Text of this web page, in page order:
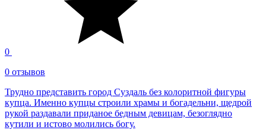
0
0 отзывов
Трудно представить город Суздаль без колоритной фигуры
купца. Именно купцы строили храмы и богадельни, щедрой
рукой раздавали приданое бедным девицам, безоглядно
кутили и истово молились богу.